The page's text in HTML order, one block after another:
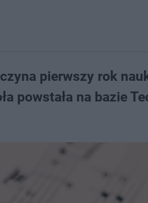
pierwszy rok
powstała na bazie